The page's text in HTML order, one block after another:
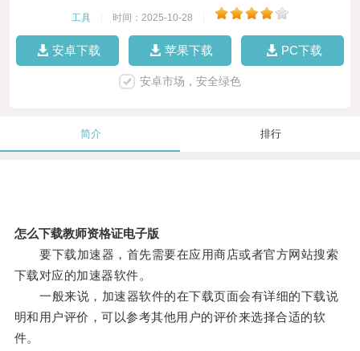
工具 时间：2025-10-28
安卓下载 苹果下载 PC下载
安卓市场，安全绿色
简介 排行
怎么下载教师资格证电子版
要下载加速器，首先需要在应用商店或者官方网站搜索
下载对应的加速器软件。
一般来说，加速器软件的在下载页面会有详细的下载说
明和用户评价，可以参考其他用户的评价来选择合适的软
件。